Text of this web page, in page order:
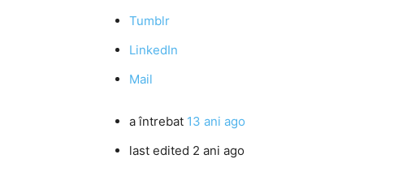
Tumblr
LinkedIn
Mail
a întrebat 13 ani ago
last edited 2 ani ago